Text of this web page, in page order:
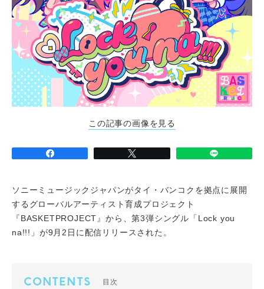
この記事の画像を見る
ソニーミュージックジャパンがタイ・バンコクを拠点に展開
するグローバルアーティスト育成プロジェクト
『BASKETPROJECT』から、第3弾シングル「Lock you
na!!!」が9月2日に配信リリースされた。
CONTENTS 目次